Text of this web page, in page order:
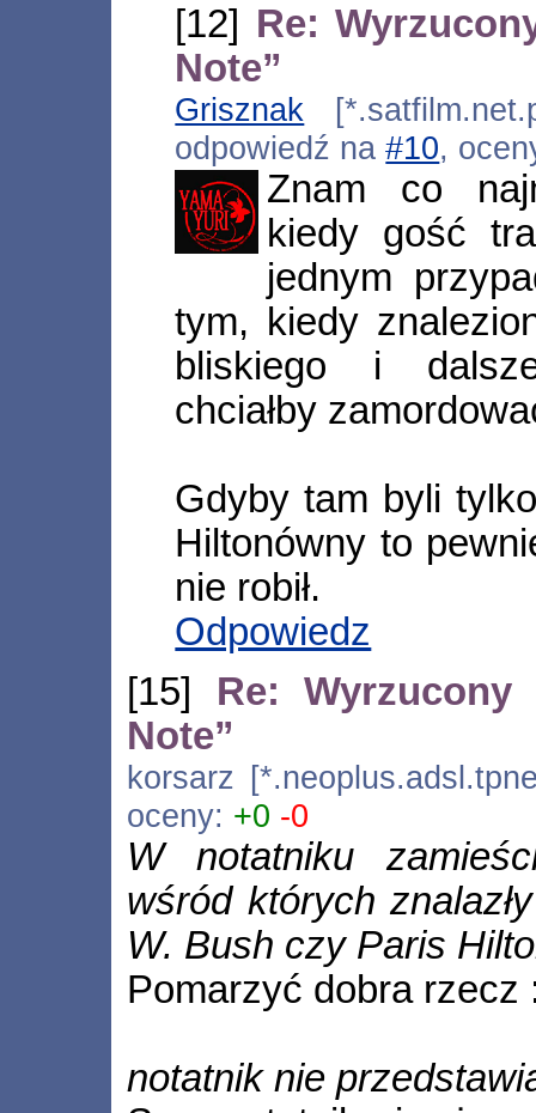
[12] Re:
Note”
Grisznak
odpowiedź na#10,
Znam co
kiedy gość
jednym
tym, kiedy
bliskiego i
chciałby
Gdyby tam byli
Hiltonówny to
nie robił.
Odpowiedz
[15] Re: Wyrzucony
Note”
korsarz
oceny: +0 -0
W notatniku
wśród których
W. Bush czy Paris
Pomarzyć dobra rzecz
notatnik nie